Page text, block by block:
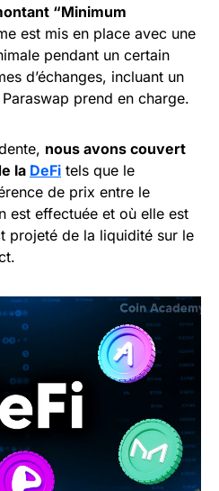
“Minimum
est mis en place avec une
pendant un certain
d’échanges, incluant un
prend en charge.
nous avons couvert
la DeFi tels que le
de prix entre le
est effectuée et où elle est
projeté de la liquidité sur le